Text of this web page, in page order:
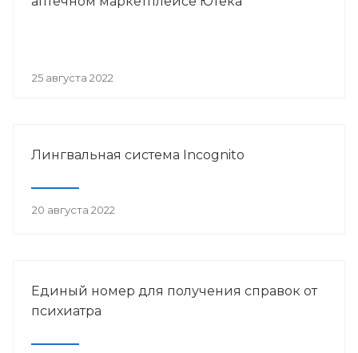
25 августа 2022
Лингвальная система Incognito
20 августа 2022
Единый номер для получения справок от
психиатра